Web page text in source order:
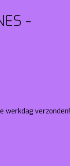
-
werkdag verzonden!